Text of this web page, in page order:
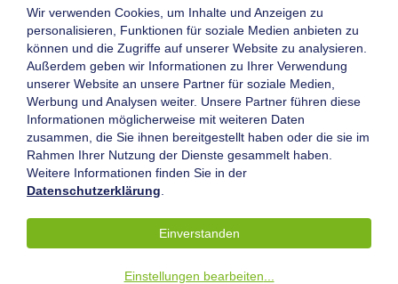
Die Goethe-Universität Frankfurt am Main
Impressum
Datenschutz
Barrierefreiheit
© 2004-2026 Goethe-Universität Frankfurt am Main
Wir verwenden Cookies, um Inhalte und Anzeigen zu
personalisieren, Funktionen für soziale Medien anbieten zu
können und die Zugriffe auf unserer Website zu analysieren.
Außerdem geben wir Informationen zu Ihrer Verwendung
unserer Website an unsere Partner für soziale Medien,
Werbung und Analysen weiter. Unsere Partner führen diese
Informationen möglicherweise mit weiteren Daten
zusammen, die Sie ihnen bereitgestellt haben oder die sie im
Rahmen Ihrer Nutzung der Dienste gesammelt haben.
Weitere Informationen finden Sie in der
Datenschutzerklärung
Einstellungen bearbeiten
Einverstanden